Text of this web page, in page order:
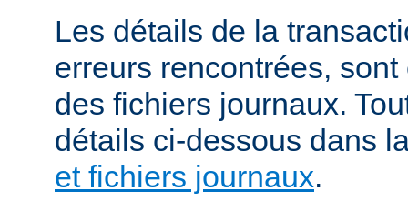
Les détails de la
erreurs rencontrées,
des fichiers journaux.
détails ci-dessous dans
et fichiers journaux.